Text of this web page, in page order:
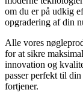
om du er på udkig
opgradering af din
Alle vores
for at sikre
innovation og
passer perfekt til
fortjener.